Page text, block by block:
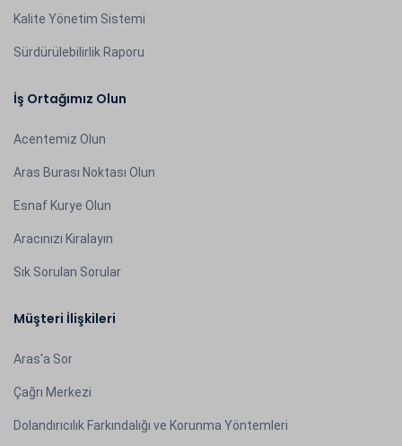
Kalite Yönetim Sistemi
Sürdürülebilirlik Raporu
İş Ortağımız Olun
Acentemiz Olun
Aras Burası Noktası Olun
Esnaf Kurye Olun
Aracınızı Kiralayın
Sık Sorulan Sorular
Müşteri İlişkileri
Aras'a Sor
Çağrı Merkezi
Dolandırıcılık Farkındalığı ve Korunma Yöntemleri